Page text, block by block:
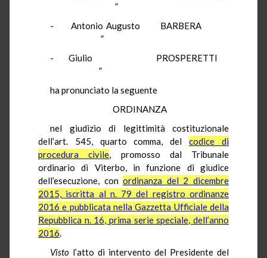
”
- Antonio Augusto BARBERA
”
- Giulio PROSPERETTI
”
ha pronunciato la seguente
ORDINANZA
nel giudizio di legittimità costituzionale
dell’art. 545, quarto comma, delcodice di
procedura civile, promosso dal Tribunale
ordinario di Viterbo, in funzione di giudice
dell’esecuzione, conordinanza del 2 dicembre
2015, iscritta al n. 79 del registro ordinanze
2016 e pubblicata nella Gazzetta Ufficiale della
Repubblica n. 16, prima serie speciale, dell’anno
2016.
Visto l’atto di intervento del Presidente del